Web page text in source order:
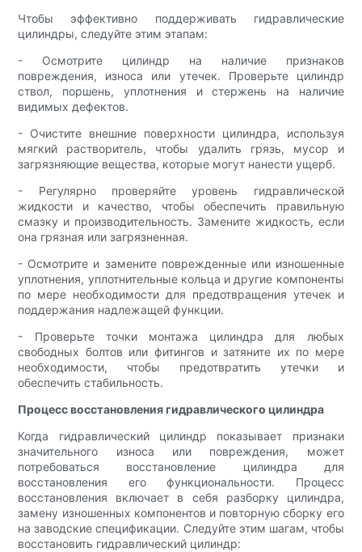
Чтобы эффективно поддерживать гидравлические
цилиндры, следуйте этим этапам:
- Осмотрите цилиндр на наличие признаков
повреждения, износа или утечек. Проверьте цилиндр
ствол, поршень, уплотнения и стержень на наличие
видимых дефектов.
- Очистите внешние поверхности цилиндра, используя
мягкий растворитель, чтобы удалить грязь, мусор и
загрязняющие вещества, которые могут нанести ущерб.
- Регулярно проверяйте уровень гидравлической
жидкости и качество, чтобы обеспечить правильную
смазку и производительность. Замените жидкость, если
она грязная или загрязненная.
- Осмотрите и замените поврежденные или изношенные
уплотнения, уплотнительные кольца и другие компоненты
по мере необходимости для предотвращения утечек и
поддержания надлежащей функции.
- Проверьте точки монтажа цилиндра для любых
свободных болтов или фитингов и затяните их по мере
необходимости, чтобы предотвратить утечки и
обеспечить стабильность.
Процесс восстановления гидравлического цилиндра
Когда гидравлический цилиндр показывает признаки
значительного износа или повреждения, может
потребоваться восстановление цилиндра для
восстановления его функциональности. Процесс
восстановления включает в себя разборку цилиндра,
замену изношенных компонентов и повторную сборку его
на заводские спецификации. Следуйте этим шагам, чтобы
восстановить гидравлический цилиндр: